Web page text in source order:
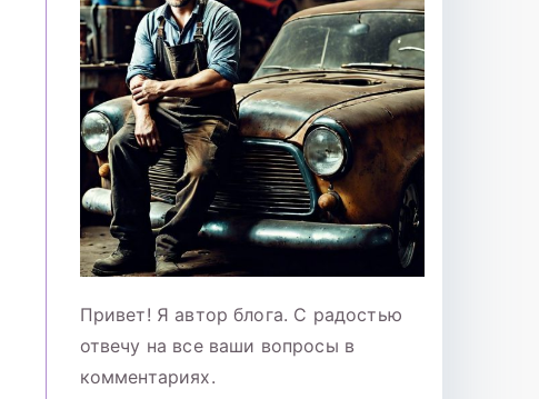
Привет! Я автор блога. С радостью
отвечу на все ваши вопросы в
комментариях.